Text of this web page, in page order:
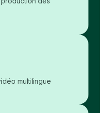
multilingue